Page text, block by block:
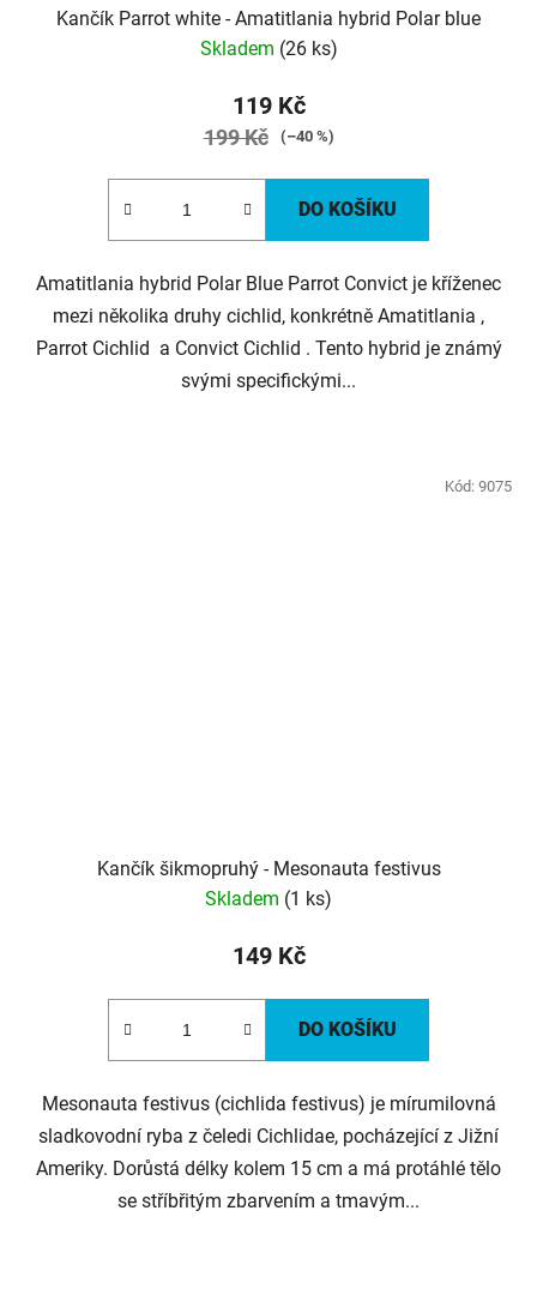
Kančík Parrot white - Amatitlania hybrid Polar blue
Skladem (26 ks)
119 Kč
199 Kč (–40 %)
DO KOŠÍKU
Amatitlania hybrid Polar Blue Parrot Convict je kříženec
mezi několika druhy cichlid, konkrétně Amatitlania ,
Parrot Cichlid a Convict Cichlid . Tento hybrid je známý
svými specifickými...
Kančík šikmopruhý - Mesonauta festivus
Skladem (1 ks)
149 Kč
DO KOŠÍKU
Mesonauta festivus (cichlida festivus) je mírumilovná
sladkovodní ryba z čeledi Cichlidae, pocházející z Jižní
Ameriky. Dorůstá délky kolem 15 cm a má protáhlé tělo
se stříbřitým zbarvením a tmavým...
Kód: 9075